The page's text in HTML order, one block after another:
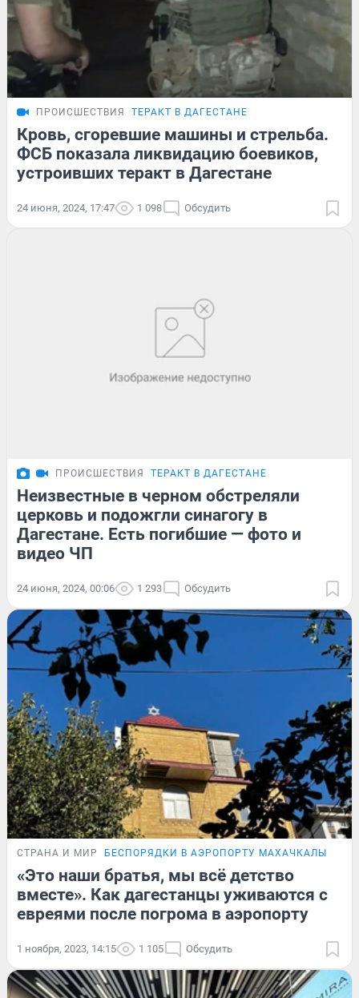
ПРОИСШЕСТВИЯ ТЕРАКТ В ДАГЕСТАНЕ
Кровь, сгоревшие машины и стрельба.
ФСБ показала ликвидацию боевиков,
устроивших теракт в Дагестане
24 июня, 2024, 17:47 1 098 Обсудить
ПРОИСШЕСТВИЯ ТЕРАКТ В ДАГЕСТАНЕ
Неизвестные в черном обстреляли
церковь и подожгли синагогу в
Дагестане. Есть погибшие — фото и
видео ЧП
24 июня, 2024, 00:06 1 293 Обсудить
СТРАНА И МИР БЕСПОРЯДКИ В АЭРОПОРТУ МАХАЧКАЛЫ
«Это наши братья, мы всё детство
вместе». Как дагестанцы уживаются с
евреями после погрома в аэропорту
1 ноября, 2023, 14:15 1 105 Обсудить